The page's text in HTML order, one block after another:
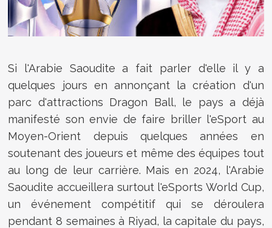
Si l'Arabie Saoudite a fait parler d'elle il y a
quelques jours en annonçant la création d'un
parc d'attractions Dragon Ball, le pays a déjà
manifesté son envie de faire briller l'eSport au
Moyen-Orient depuis quelques années en
soutenant des joueurs et même des équipes tout
au long de leur carrière. Mais en 2024, l'Arabie
Saoudite accueillera surtout l'eSports World Cup,
un événement compétitif qui se déroulera
pendant 8 semaines à Riyad, la capitale du pays,